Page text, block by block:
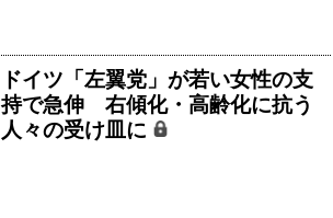
ドイツ「左翼党」が若い女性の支
持で急伸 右傾化・高齢化に抗う
人々の受け皿に